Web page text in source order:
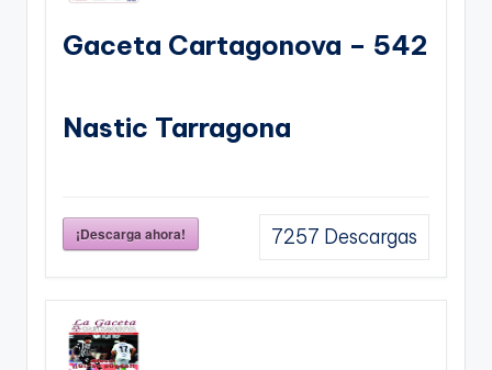
Gaceta Cartagonova – 542
Nastic Tarragona
¡Descarga ahora! 7257 Descargas